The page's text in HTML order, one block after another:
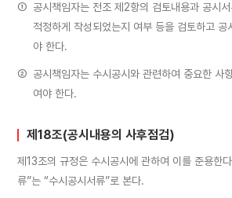
① 공시책임자는 전조 제2항의 검토내용과 공시
적정하게 작성되었는지 여부 등을 검토하고 공
야 한다.
② 공시책임자는 수시공시와 관련하여 중요한 사
여야 한다.
제18조(공시내용의 사후점검)
제13조의 규정은 수시공시에 관하여 이를 준용한
류”는 “수시공시서류”로 본다.